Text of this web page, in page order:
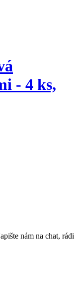
- 4 ks,
nám na chat, rádi